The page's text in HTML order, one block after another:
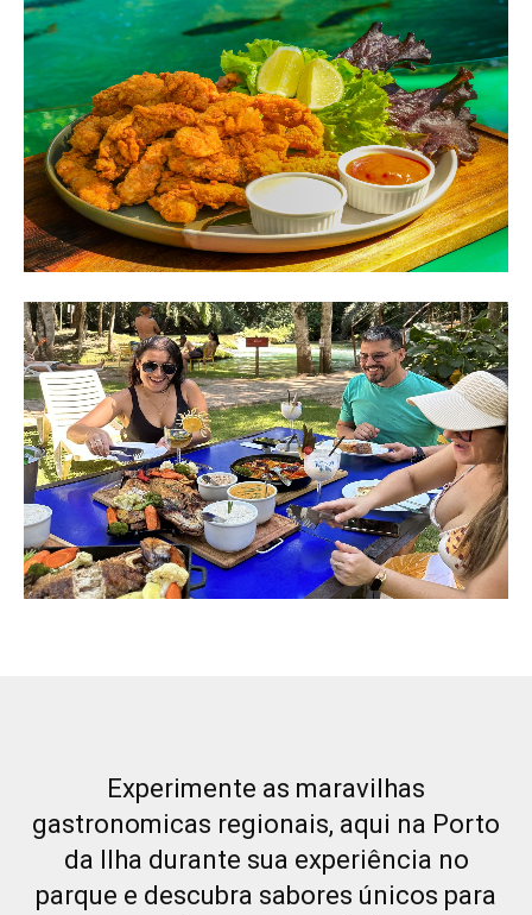
Experimente as maravilhas
gastronomicas regionais, aqui na Porto
da Ilha durante sua experiência no
parque e descubra sabores únicos para